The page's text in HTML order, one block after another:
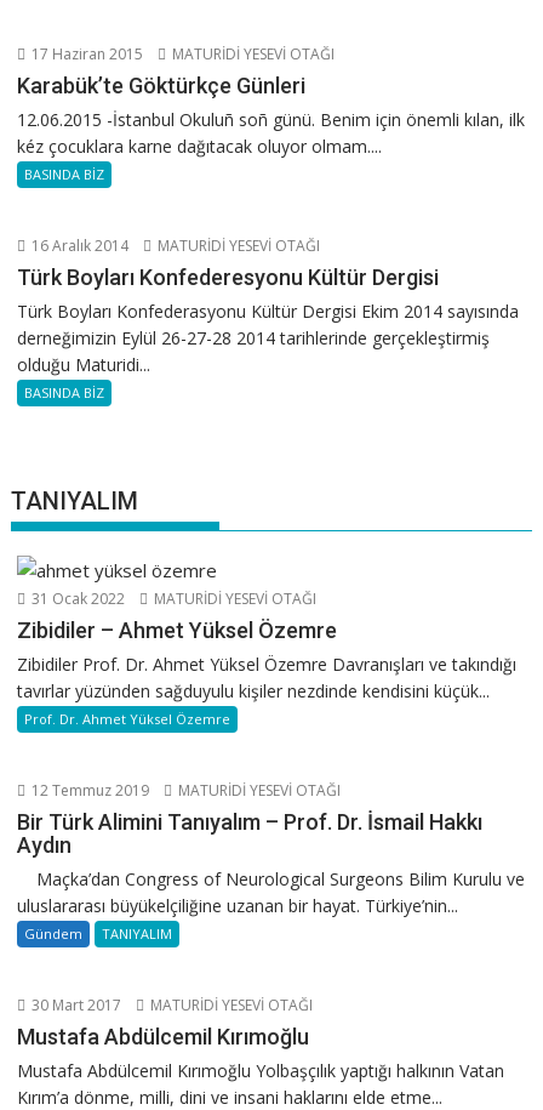
17 Haziran 2015 MATURİDİ YESEVİ OTAĞI
Karabük’te Göktürkçe Günleri
12.06.2015 -İstanbul Okuluñ soñ günü. Benim için önemli kılan, ilk
kéz çocuklara karne dağıtacak oluyor olmam....
BASINDA BİZ
16 Aralık 2014 MATURİDİ YESEVİ OTAĞI
Türk Boyları Konfederesyonu Kültür Dergisi
Türk Boyları Konfederasyonu Kültür Dergisi Ekim 2014 sayısında
derneğimizin Eylül 26-27-28 2014 tarihlerinde gerçekleştirmiş
olduğu Maturidi...
BASINDA BİZ
TANIYALIM
31 Ocak 2022 MATURİDİ YESEVİ OTAĞI
Zibidiler – Ahmet Yüksel Özemre
Zibidiler Prof. Dr. Ahmet Yüksel Özemre Davranışları ve takındığı
tavırlar yüzünden sağduyulu kişiler nezdinde kendisini küçük...
Prof. Dr. Ahmet Yüksel Özemre
12 Temmuz 2019 MATURİDİ YESEVİ OTAĞI
Bir Türk Alimini Tanıyalım – Prof. Dr. İsmail Hakkı
Aydın
Maçka’dan Congress of Neurological Surgeons Bilim Kurulu ve
uluslararası büyükelçiliğine uzanan bir hayat. Türkiye’nin...
Gündem TANIYALIM
30 Mart 2017 MATURİDİ YESEVİ OTAĞI
Mustafa Abdülcemil Kırımoğlu
Mustafa Abdülcemil Kırımoğlu Yolbaşçılık yaptığı halkının Vatan
Kırım’a dönme, milli, dini ve insani haklarını elde etme...